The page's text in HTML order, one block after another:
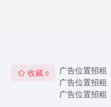
收藏 0
广告位置招租
广告位置招租
广告位置招租